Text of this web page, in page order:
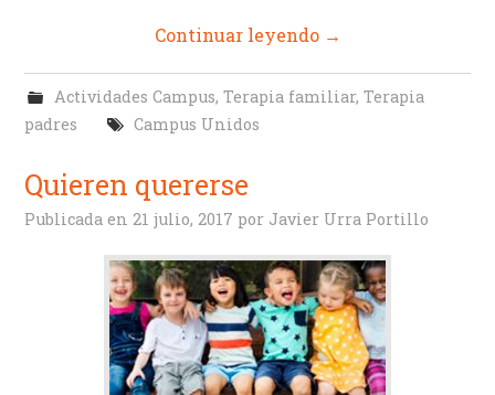
Continuar leyendo →
Actividades Campus, Terapia familiar, Terapia
padres
Campus Unidos
Quieren quererse
Publicada en21 julio, 2017 por Javier Urra Portillo